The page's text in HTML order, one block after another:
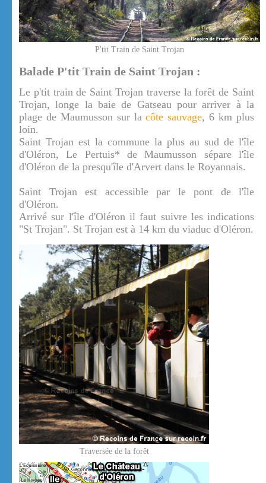
P'tit Train de Saint Trojan
Balade P'tit Train de Saint Trojan :
Le p'tit train de Saint Trojan traverse la forêt de Saint
Trojan, longe la baie de Gatseau pour arriver à la
plage de Maumusson sur lacôte sauvage, 6 km plus
loin.
Saint Trojan est la commune la plus au sud de l'île
d'Oléron, Le Pertuis* de Maumusson sépare l'île
d'Oléron de la presqu'île d'Arvert dans le Royannais.
Saint Trojan est accessible par le pont de l'île
d'Oléron.
Arrivé sur l'île d'Oléron il faut suivre les indications
"St Trojan". St Trojan est à 14 km du viaduc d'Oléron.
Traversée de la forêt